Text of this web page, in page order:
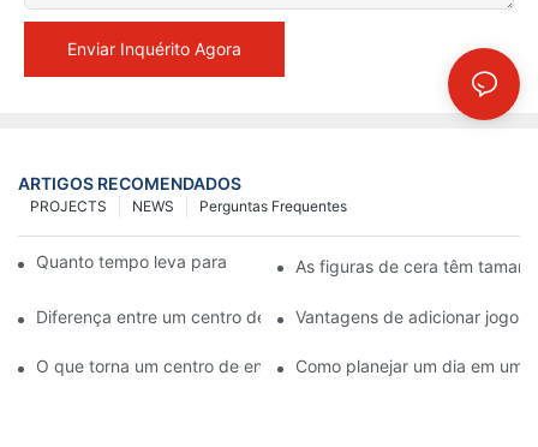
Enviar Inquérito Agora
ARTIGOS RECOMENDADOS
Perguntas Frequentes
NEWS
PROJECTS
Quanto tempo leva para fazer uma figura de cera?
As figuras de cera têm
Diferença entre um centro de entretenimento com museu de
Vantagens de adicionar jogos
O que torna um centro de entretenimento com museu de cera
Como planejar um dia em um